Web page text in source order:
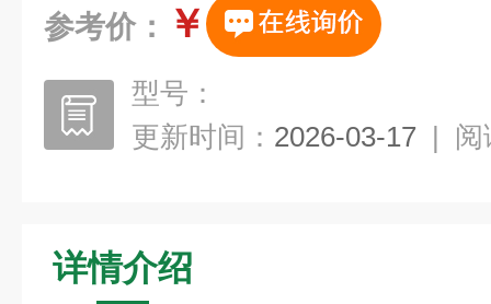
参考价： ￥
型号：
更新时间： 2026-03-17 | 阅
详情介绍